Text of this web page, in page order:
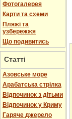
Фотогалерея
Карти та схеми
Пляжі та
узбережжя
Що подивитись
Статті
Азовське море
Арабатська стрілка
Відпочинок з дітьми
Відпочинок у Криму
Гаряче джерело